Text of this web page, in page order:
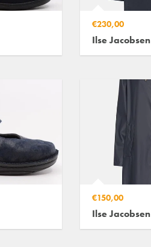
€230,00
Ilse Jacobsen
€150,00
Ilse Jacobsen